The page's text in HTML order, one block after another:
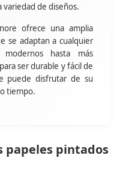
variedad de diseños.
ofrece una amplia
se adaptan a cualquier
modernos hasta más
ser durable y fácil de
puede disfrutar de su
tiempo.
papeles pintados